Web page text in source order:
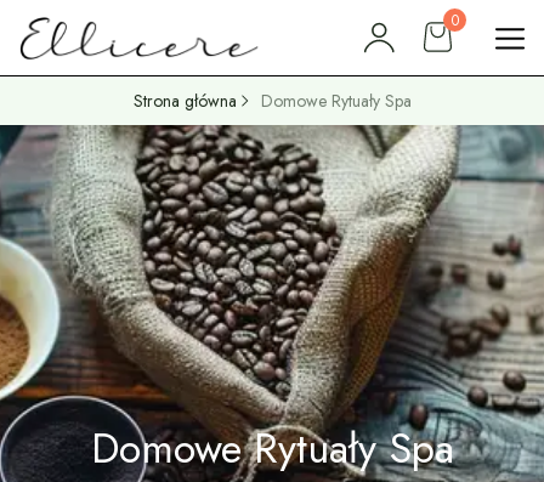
0
Strona główna Domowe Rytuały Spa
Domowe Rytuały Spa